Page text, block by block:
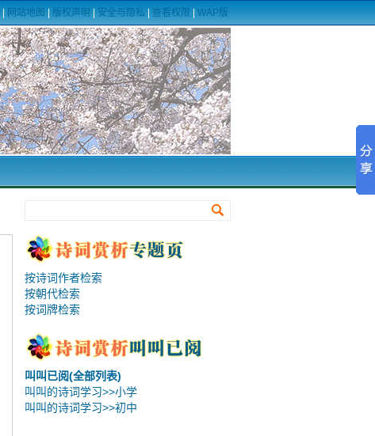
网站地图 版权声明 安全与隐私 查看权限 WAP版
按诗词作者检索
按朝代检索
按词牌检索
叫叫已阅(全部列表)
叫叫的诗词学习>>小学
叫叫的诗词学习>>初中